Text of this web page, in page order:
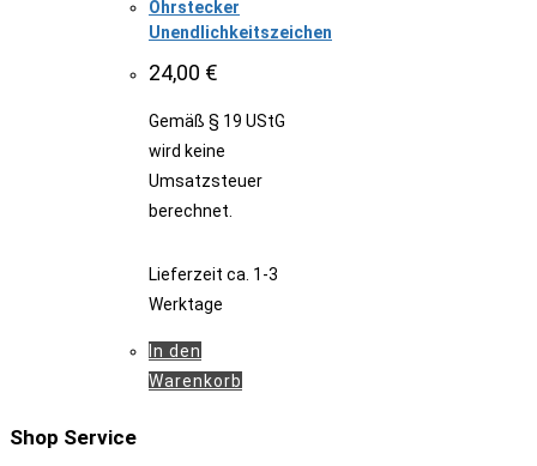
Ohrstecker
Unendlichkeitszeichen
24,00 €
Gemäß § 19 UStG
wird keine
Umsatzsteuer
berechnet.
Lieferzeit ca. 1-3
Werktage
In den
Warenkorb
Shop Service